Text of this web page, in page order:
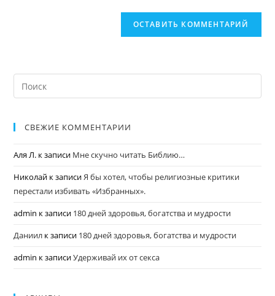
СВЕЖИЕ КОММЕНТАРИИ
Аля Л. к записи Мне скучно читать Библию…
Николай к записиЯ бы хотел, чтобы религиозные критики
перестали избивать «Избранных».
admin к записи 180 дней здоровья, богатства и мудрости
Даниил к записи 180 дней здоровья, богатства и мудрости
admin к записиУдерживай их от секса